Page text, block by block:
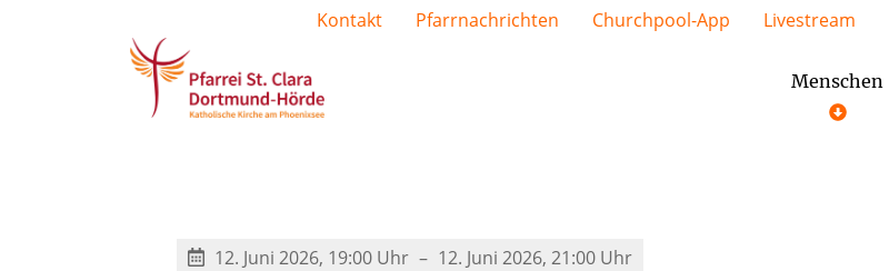
Menschen
Kontakt Pfarrnachrichten Churchpool-App Livestream
12. Juni 2026, 19:00 Uhr 12. Juni 2026, 21:00 Uhr